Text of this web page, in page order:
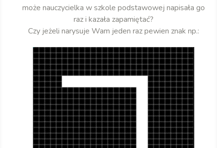
może nauczycielka w szkole podstawowej napisała go
raz i kazała zapamiętać?
Czy jeżeli narysuje Wam jeden raz pewien znak np.: